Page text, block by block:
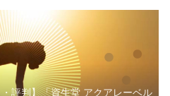
・評判】「資生堂 アクアレーベル